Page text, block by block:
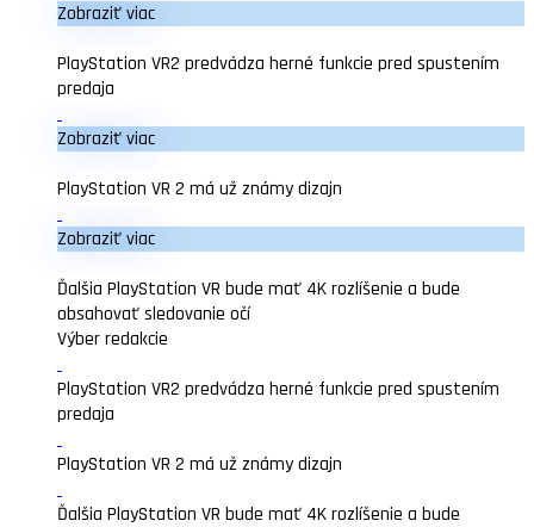
Zobraziť viac
PlayStation VR2 predvádza herné funkcie pred spustením
predaja
Zobraziť viac
PlayStation VR 2 má už známy dizajn
Zobraziť viac
Ďalšia PlayStation VR bude mať 4K rozlíšenie a bude
obsahovať sledovanie očí
Výber redakcie
PlayStation VR2 predvádza herné funkcie pred spustením
predaja
PlayStation VR 2 má už známy dizajn
Ďalšia PlayStation VR bude mať 4K rozlíšenie a bude